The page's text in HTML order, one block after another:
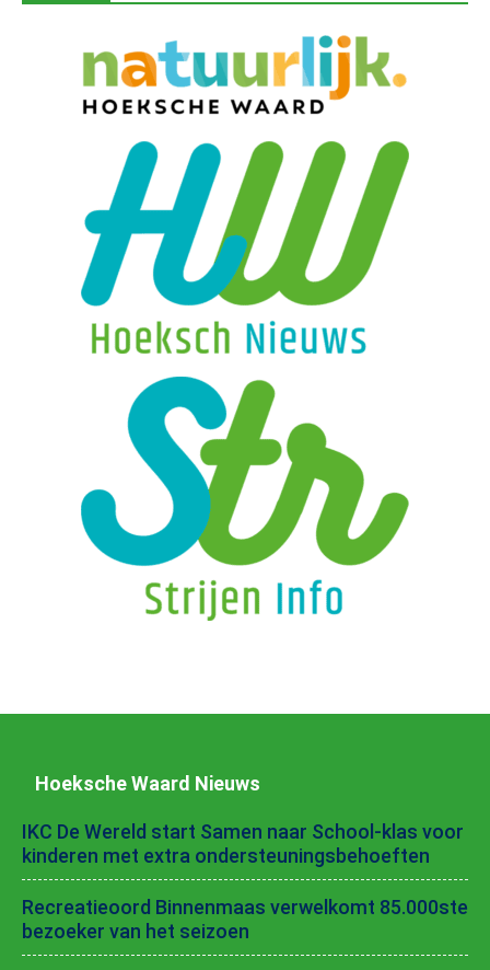
Hoeksche Waard Nieuws
IKC De Wereld start Samen naar School-klas voor
kinderen met extra ondersteuningsbehoeften
Recreatieoord Binnenmaas verwelkomt 85.000ste
bezoeker van het seizoen